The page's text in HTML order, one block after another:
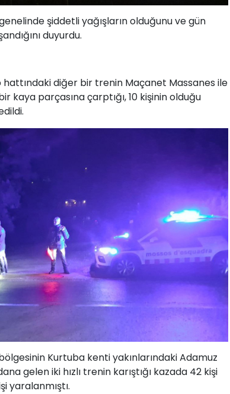
şiddetli yağışların olduğunu ve gün
duyurdu.
hattındaki diğer bir trenin Maçanet Massanes ile
kaya parçasına çarptığı, 10 kişinin olduğu
Kurtuba kenti yakınlarındaki Adamuz
gelen iki hızlı trenin karıştığı kazada 42 kişi
yaralanmıştı.